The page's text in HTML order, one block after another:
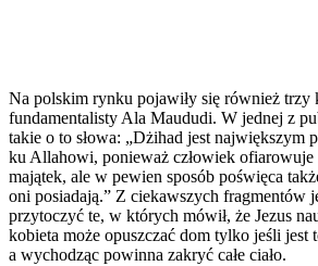
Na polskim rynku pojawiły się również trzy
fundamentalisty Ala Maududi. W jednej z
takie o to słowa: „Dżihad jest największym
ku Allahowi, ponieważ człowiek
majątek, ale w pewien sposób poświęca
oni posiadają.” Z ciekawszych fragmentów
przytoczyć te, w których mówił, że Jezus
kobieta może opuszczać dom tylko jeśli jest
a wychodząc powinna zakryć całe ciało.